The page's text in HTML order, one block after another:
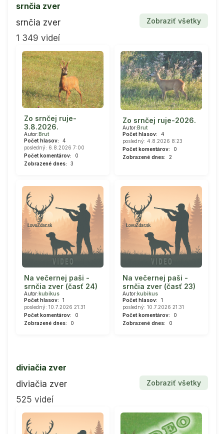
srnčia zver
srnčia zver
1 349 videí
Zobraziť všetky
Zo srnčej ruje-
3.8.2026.
Autor:Brut
Počet hlasov:
4
posledný: 6.8.2026 7:00
Počet komentárov:
0
Zobrazené dnes:
3
Zo srnčej ruje-2026.
Autor:Brut
Počet hlasov:
4
posledný: 4.8.2026 8:23
Počet komentárov:
0
Zobrazené dnes:
2
Na večernej paši -
srnčia zver (časť 24)
Autor:kubikus
Počet hlasov:
1
posledný: 10.7.2026 21:31
Počet komentárov:
0
Zobrazené dnes:
0
Na večernej paši -
srnčia zver (časť 23)
Autor:kubikus
Počet hlasov:
1
posledný: 10.7.2026 21:31
Počet komentárov:
0
Zobrazené dnes:
0
diviačia zver
diviačia zver
525 videí
Zobraziť všetky